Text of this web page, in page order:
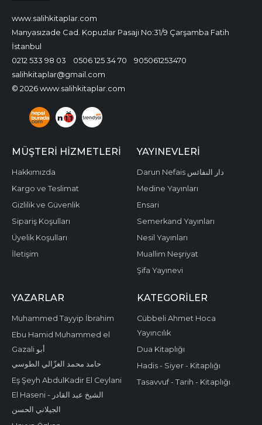
www.salihkitaplar.com
Manyasızade Cad. Kopuzlar Pasajı No:31/9 Çarşamba Fatih
İstanbul
0212 533 98 03
0506 125 34 70
905061253470
salihkitaplar@gmail.com
© 2026 www.salihkitaplar.com
MÜŞTERI HIZMETLERI
Hakkımızda
Kargo ve Teslimat
Gizlilik ve Güvenlik
Sipariş Koşulları
Üyelik Koşulları
İletişim
YAYINEVLERI
Darun Nefais دار النفائس
Medine Yayınları
Ensari
Semerkand Yayınları
Nesil Yayınları
Muallim Neşriyat
Şifa Yayınevi
YAZARLAR
Muhammed Tayyip İbrahim
Ebu Hamid Muhammed el
Gazali أبو
حامد محمد الغزّالي الطوسي
Eş Şeyh AbdulKadir El Ceylani
El Haseni - الشيخ عبد القادر
الجيلاني الحسن
KATEGORILER
Cübbeli Ahmet Hoca
Yayıncılık
Dua Kitaplığı
Hadis - Siyer - Kitaplığı
Tasavvuf - Tarih - Kitaplığı